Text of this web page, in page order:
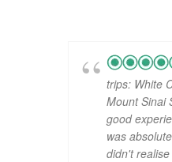
trips: White
Mount Sinai
good
was
didn't